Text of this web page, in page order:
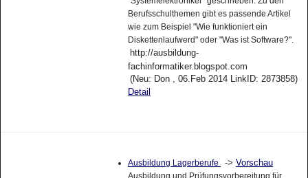
"Systemelektroniker" geschrieben. Zu den
Berufsschulthemen gibt es passende Artikel
wie zum Beispiel "Wie funktioniert ein
Diskettenlaufwerd" oder "Was ist Software?".
http://ausbildung-
fachinformatiker.blogspot.com
(Neu: Don , 06.Feb 2014 LinkID: 2873858)
Detail
Ausbildung Lagerberufe -> Vorschau